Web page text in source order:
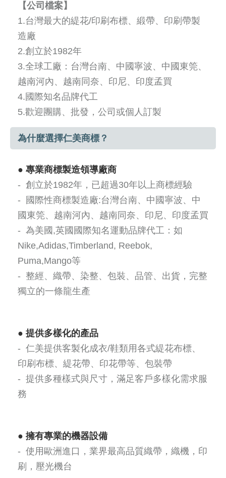
【公司檔案】
1.台灣最大的緹花/印刷布標、緞帶、印刷帶製
造廠
2.創立於1982年
3.全球工廠：台灣台南、中國寧波、中國東筦、
越南河內、越南同奈、印尼、 印度孟買
4.國際知名品牌代工
5.歡迎團購、批發，公司或個人訂製
為什麼選擇仁美商標？
● 專業商標製造領導廠商
- 創立於1982年，已超過30年以上商標經驗
- 國際性商標製造廠:台灣台南、中國寧波、中
國東筦、越南河內、越南同奈、印尼、印度孟買
- 為美國,英國國際知名運動品牌代工：如
Nike,Adidas,Timberland, Reebok,
Puma,Mango等
- 整經、織帶、染整、包裝、品管、出貨，完整
獨立的一條龍生產
● 提供多樣化的產品
- 仁美提供客製化成衣/鞋類用各式緹花布標、
印刷布標、緹花帶、印花帶等、包裝帶
- 提供多種樣式與尺寸，滿足客戶多樣化需求服
務
● 擁有專業的機器設備
- 使用歐洲進口，業界最高品質織帶，織機，印
刷，壓光機台